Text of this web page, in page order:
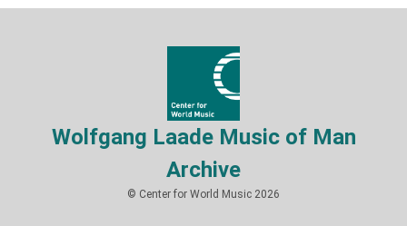
Wolfgang Laade Music of Man
Archive
© Center for World Music 2026